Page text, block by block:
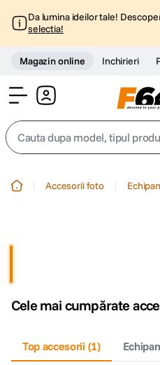
Da lumina ideilor tale!
selectia!
Magazin online Inchirieri
Cauta dupa model, tipul
4 peak design
5. canon sx740 hs
Accesorii foto
Cele mai cumpărate
Top accesorii (1)